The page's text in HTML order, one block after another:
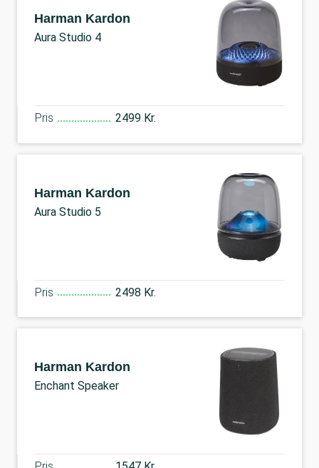
Harman Kardon
Aura Studio 4
Pris 2499 Kr.
Harman Kardon
Aura Studio 5
Pris 2498 Kr.
Harman Kardon
Enchant Speaker